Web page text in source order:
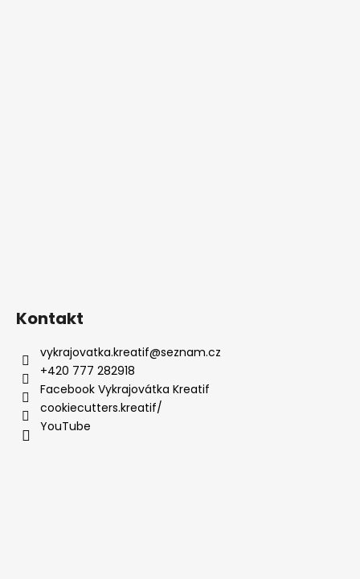
Kontakt
vykrajovatka.kreatif@seznam.cz
+420 777 282918
Facebook Vykrajovátka Kreatif
cookiecutters.kreatif/
YouTube